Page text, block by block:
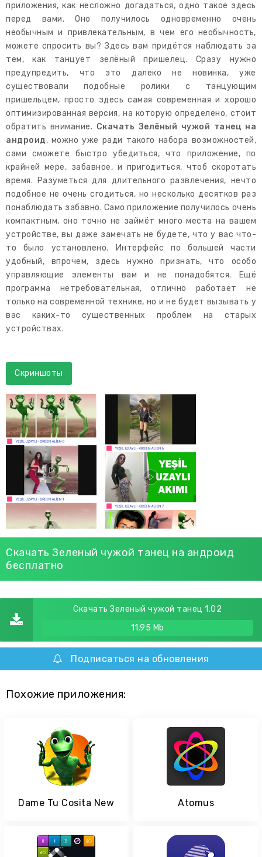
приложения, как несложно догадаться, одно такое здесь
перед вами. Оно получилось одновременно очень
необычным и привлекательным, в чем его необычность,
можете спросить вы? Здесь вам придётся наблюдать за
тем, как танцует зелёный пришелец. Сразу нужно
предупредить, что это далеко не новинка, уже
существовали подобные ролики с танцующим
пришельцем, просто здесь самая современная и хорошо
оптимизированная версия, на которую определено, стоит
обратить внимание. Скачать Зелёный чужой танец на
андроид, можно уже ради такого набора возможностей,
сами сможете быстро убедиться, что приложение, по
крайней мере, забавное, и пригодиться, чтоб скоротать
время. Разуметься для длительного развлечения, нечто
подобное не очень сгодиться, но несколько десятков раз
понаблюдать забавно. Само приложение получилось очень
компактным, оно точно не займёт много места на вашем
устройстве, вы даже замечать не будете, что у вас что-
то было установлено. Интерфейс по большей части
удобный, впрочем, здесь нужно признать, что особо
управляющие элементы вам и не понадобятся. Ещё
программа нетребовательная, отлично работает не
только на современной технике, но и не будет вызывать у
вас каких-то существенных проблем на старых
устройствах.
Скриншоты
Скачать Зеленый чужой танец на андроид
бесплатно
Скачать Зеленый чужой танец 1.02
11.95 Mb
Подписаться на обновления
Похожие приложения:
Dame Tu Cosita New Atomus